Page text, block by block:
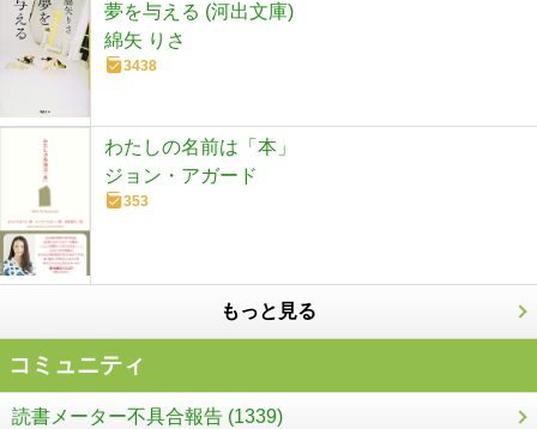
夢を与える (河出文庫)
綿矢 りさ
3438
わたしの名前は「本」
ジョン・アガード
353
もっと見る
コミュニティ
読書メーター不具合報告 (1339)